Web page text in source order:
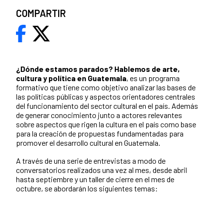
¿Dónde estamos parados? Hablemos de arte,
cultura y política en Guatemala, es un programa
formativo que tiene como objetivo analizar las bases de
las políticas públicas y aspectos orientadores centrales
del funcionamiento del sector cultural en el país. Además
de generar conocimiento junto a actores relevantes
sobre aspectos que rigen la cultura en el país como base
para la creación de propuestas fundamentadas para
promover el desarrollo cultural en Guatemala.
A través de una serie de entrevistas a modo de
conversatorios realizados una vez al mes, desde abril
hasta septiembre y un taller de cierre en el mes de
octubre, se abordarán los siguientes temas:
COMPARTIR